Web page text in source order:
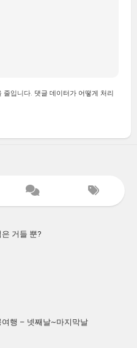
줄입니다. 댓글 데이터가 어떻게 처리
거들 뿐?
여행 – 넷째날~마지막날